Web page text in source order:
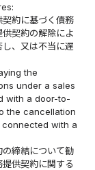
約に基づく債務
契約の解除によ
、又は不当に遅
the
under a sales
with a door-to-
the cancellation
with a
締結について勧
供契約に関する